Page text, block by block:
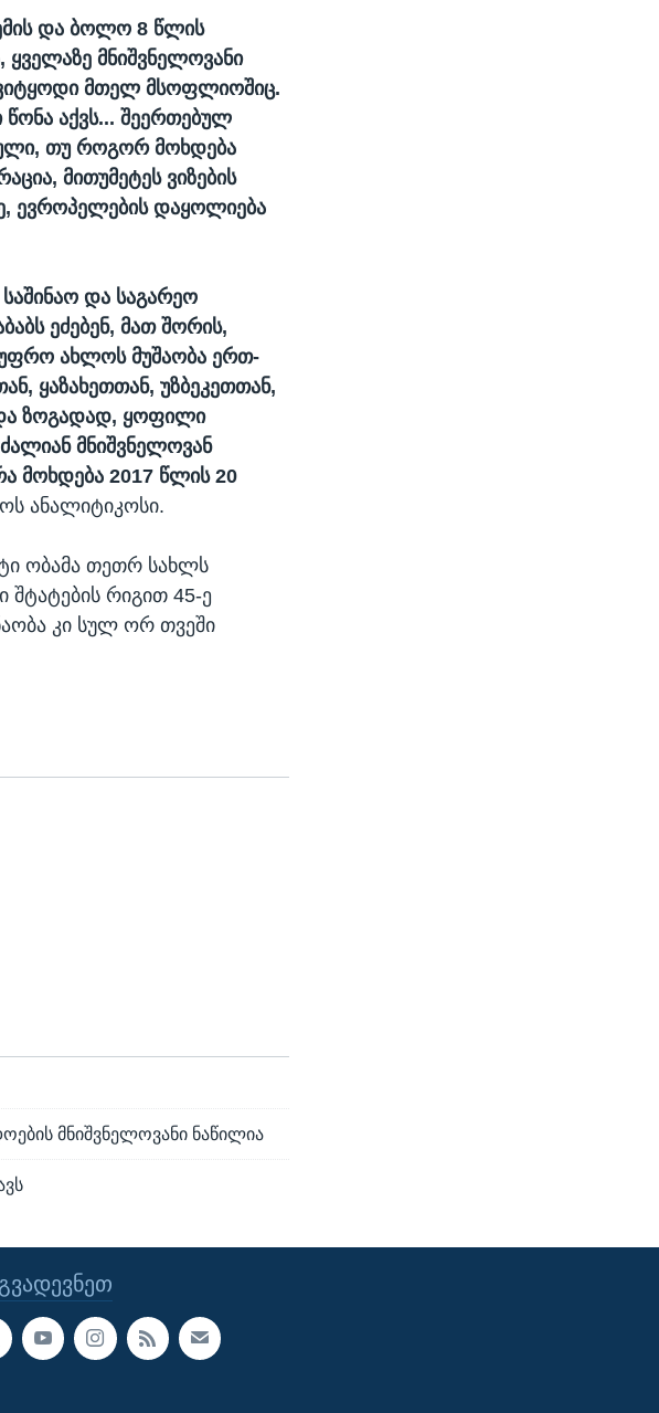
და ბოლო 8 წლის
ყველაზე მნიშვნელოვანი
მთელ მსოფლიოშიც.
წონა აქვს... შეერთებულ
თუ როგორ მოხდება
მითუმეტეს ვიზების
ევროპელების დაყოლიება
და საგარეო
ეძებენ, მათ შორის,
ახლოს მუშაობა ერთ-
ყაზახეთთან, უზბეკეთთან,
ზოგადად, ყოფილი
მნიშვნელოვან
მოხდება 2017 წლის 20
ანალიტიკოსი.
ობამა თეთრ სახლს
რიგით 45-ე
კი სულ ორ თვეში
მნიშვნელოვანი ნაწილია